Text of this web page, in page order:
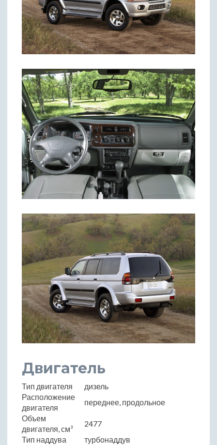
Двигатель
Тип двигателя
дизель
Расположение
двигателя
переднее, продольное
Объем
двигателя, см³
2477
Тип наддува
турбонаддув